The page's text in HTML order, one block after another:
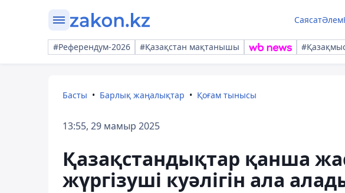
СаясатӘлем
#Референдум-2026 #Қазақстан мақтанышы
Басты Барлық жаңалықтар Қоғам тынысы
13:55, 29 мамыр 2025
Қазақстандықтар қанша
жүргізуші куәлігін ала